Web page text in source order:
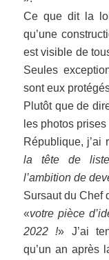
Ce que dit la
qu’une
est visible de
Seules
sont eux
Plutôt que de
les photos
République, j’ai
la tête de liste
l’ambition de
Sursaut du Chef
«votre pièce
2022 !» J’ai
qu’un an après